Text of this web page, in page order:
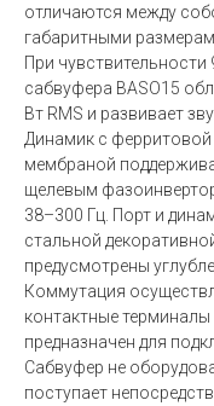
отличаются между
габаритными
При
сабвуфера BASO15
Вт RMS и развивает
Динамик с ферритовой
мембраной
щелевым
38–300 Гц. Порт и
стальной
предусмотрены
Коммутация
контактные терминалы
предназначен для
Сабвуфер не
поступает